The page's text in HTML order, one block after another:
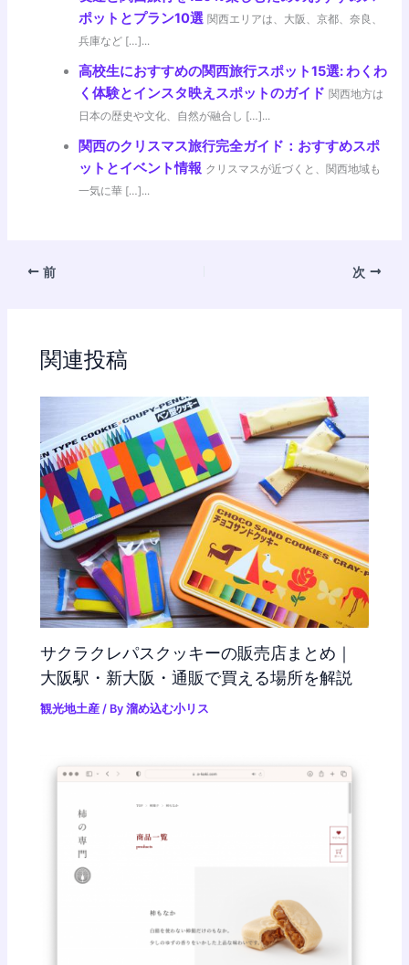
ポットとプラン10選 関西エリアは、大阪、京都、奈良、
兵庫など […]...
高校生におすすめの関西旅行スポット15選: わくわ
く体験とインスタ映えスポットのガイド 関西地方は
日本の歴史や文化、自然が融合し […]...
関西のクリスマス旅行完全ガイド：おすすめスポ
ットとイベント情報 クリスマスが近づくと、関西地域も
一気に華 […]...
前 次
関連投稿
サクラクレパスクッキーの販売店まとめ｜
大阪駅・新大阪・通販で買える場所を解説
観光地土産 / By溜め込む小リス